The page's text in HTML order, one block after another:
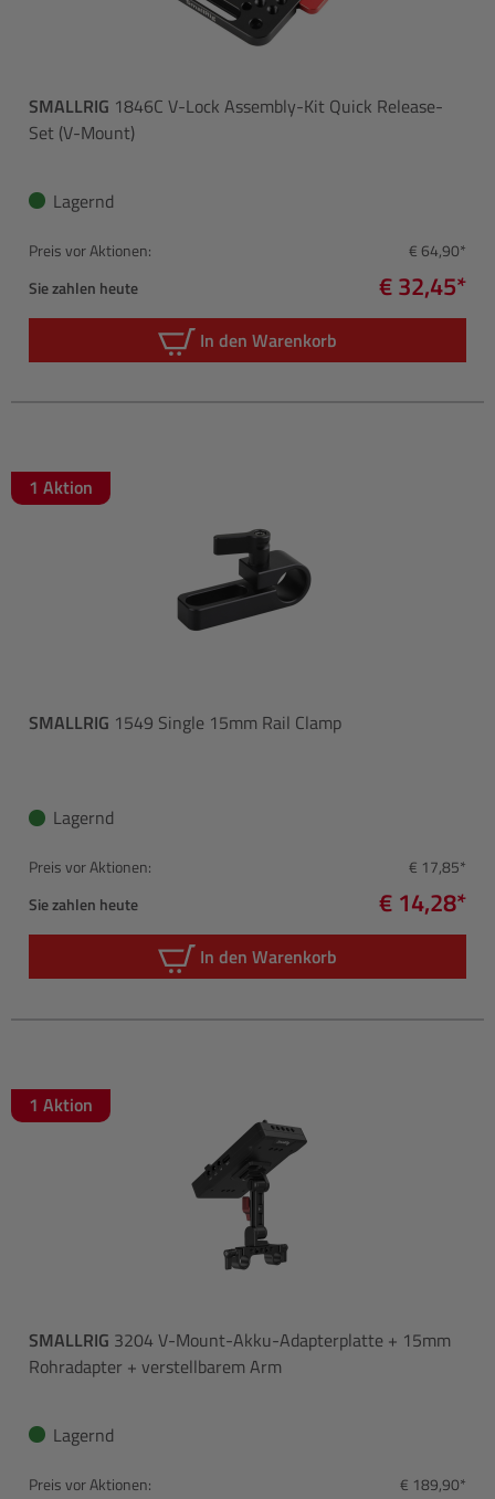
SMALLRIG 1846C V-Lock Assembly-Kit Quick Release-
Set (V-Mount)
Lagernd
Preis vor Aktionen:
€ 64,90*
Sie zahlen heute
€ 32,45*
In den Warenkorb
1 Aktion
SMALLRIG 1549 Single 15mm Rail Clamp
Lagernd
Preis vor Aktionen:
€ 17,85*
Sie zahlen heute
€ 14,28*
In den Warenkorb
1 Aktion
SMALLRIG 3204 V-Mount-Akku-Adapterplatte + 15mm
Rohradapter + verstellbarem Arm
Lagernd
Preis vor Aktionen:
€ 189,90*